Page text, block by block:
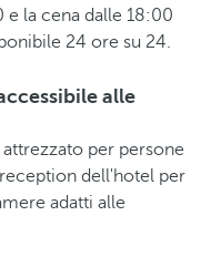
e la cena dalle 18:00
24 ore su 24.
alle
per persone
dell'hotel per
adatti alle